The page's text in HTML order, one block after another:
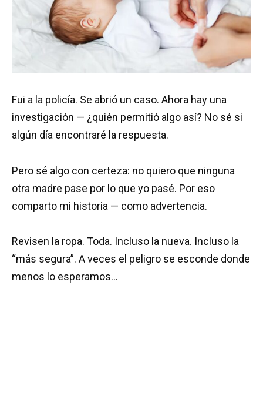
Fui a la policía. Se abrió un caso. Ahora hay una
investigación — ¿quién permitió algo así? No sé si
algún día encontraré la respuesta.
Pero sé algo con certeza: no quiero que ninguna
otra madre pase por lo que yo pasé. Por eso
comparto mi historia — como advertencia.
Revisen la ropa. Toda. Incluso la nueva. Incluso la
“más segura”. A veces el peligro se esconde donde
menos lo esperamos…